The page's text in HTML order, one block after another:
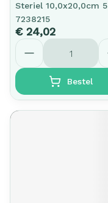
Steriel 10,0x20,0cm 5
7238215
€ 24,02
Aantal
Bestel